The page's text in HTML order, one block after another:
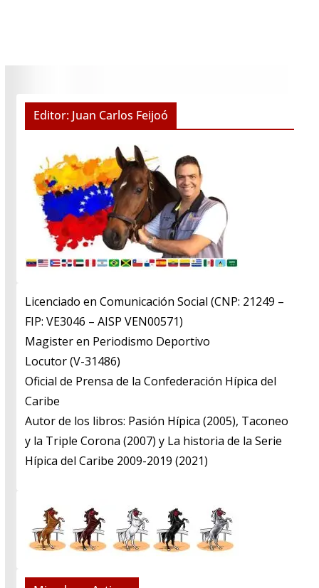
Editor: Juan Carlos Feijoó
Licenciado en Comunicación Social (CNP: 21249 –
FIP: VE3046 – AISP VEN00571)
​Magister en Periodismo Deportivo
​Locutor (V-31486)
​Oficial de Prensa de la Confederación Hípica del
Caribe
​Autor de los libros: Pasión Hípica (2005), Taconeo
y la Triple Corona (2007) y La historia de la Serie
Hípica del Caribe 2009-2019 (2021)